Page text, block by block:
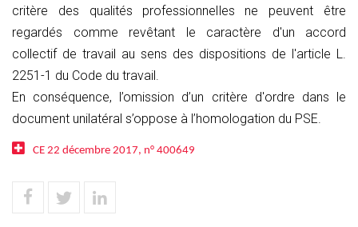
critère des qualités professionnelles ne peuvent être
regardés comme revêtant le caractère d'un accord
collectif de travail au sens des dispositions de l'article L.
2251-1 du Code du travail.
En conséquence, l’omission d’un critère d'ordre dans le
document unilatéral s’oppose à l’homologation du PSE.
CE 22 décembre 2017, n° 400649